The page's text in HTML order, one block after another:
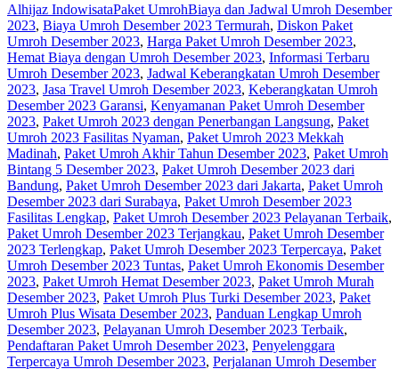
Alhijaz IndowisataPaket UmrohBiaya dan Jadwal Umroh Desember
2023, Biaya Umroh Desember 2023 Termurah, Diskon Paket
Umroh Desember 2023, Harga Paket Umroh Desember 2023,
Hemat Biaya dengan Umroh Desember 2023, Informasi Terbaru
Umroh Desember 2023, Jadwal Keberangkatan Umroh Desember
2023, Jasa Travel Umroh Desember 2023, Keberangkatan Umroh
Desember 2023 Garansi, Kenyamanan Paket Umroh Desember
2023, Paket Umroh 2023 dengan Penerbangan Langsung, Paket
Umroh 2023 Fasilitas Nyaman, Paket Umroh 2023 Mekkah
Madinah, Paket Umroh Akhir Tahun Desember 2023, Paket Umroh
Bintang 5 Desember 2023, Paket Umroh Desember 2023 dari
Bandung, Paket Umroh Desember 2023 dari Jakarta, Paket Umroh
Desember 2023 dari Surabaya, Paket Umroh Desember 2023
Fasilitas Lengkap, Paket Umroh Desember 2023 Pelayanan Terbaik,
Paket Umroh Desember 2023 Terjangkau, Paket Umroh Desember
2023 Terlengkap, Paket Umroh Desember 2023 Terpercaya, Paket
Umroh Desember 2023 Tuntas, Paket Umroh Ekonomis Desember
2023, Paket Umroh Hemat Desember 2023, Paket Umroh Murah
Desember 2023, Paket Umroh Plus Turki Desember 2023, Paket
Umroh Plus Wisata Desember 2023, Panduan Lengkap Umroh
Desember 2023, Pelayanan Umroh Desember 2023 Terbaik,
Pendaftaran Paket Umroh Desember 2023, Penyelenggara
Terpercaya Umroh Desember 2023, Perjalanan Umroh Desember